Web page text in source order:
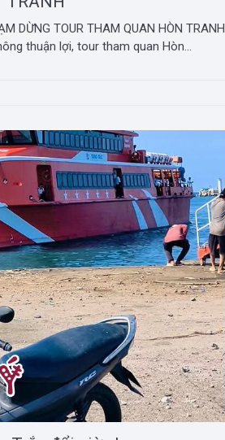
DỪNG TOUR THAM QUAN HÒN TRANH
thuận lợi, tour tham quan Hòn...